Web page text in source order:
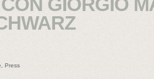
GIORGIO
Press